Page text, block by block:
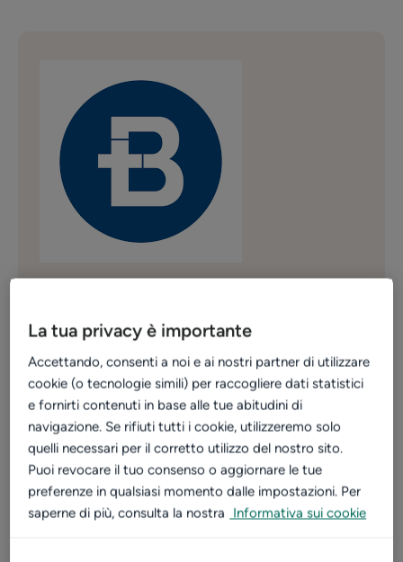
Punti di forza
Recensioni online Prenotazioni online
Visibilità strategica
+450
La tua privacy è importante
Accettando, consenti a noi e ai nostri partner di utilizzare
cookie (o tecnologie simili) per raccogliere dati statistici
e fornirti contenuti in base alle tue abitudini di
navigazione. Se rifiuti tutti i cookie, utilizzeremo solo
quelli necessari per il corretto utilizzo del nostro sito.
Puoi revocare il tuo consenso o aggiornare le tue
preferenze in qualsiasi momento dalle impostazioni. Per
saperne di più, consulta la nostra
Informativa sui cookie